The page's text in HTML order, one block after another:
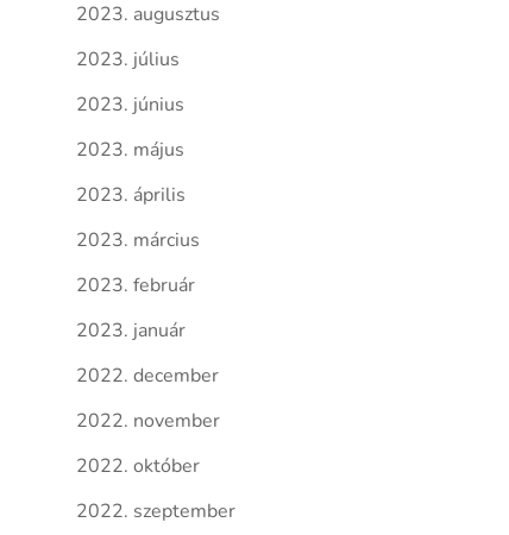
2023. augusztus
2023. július
2023. június
2023. május
2023. április
2023. március
2023. február
2023. január
2022. december
2022. november
2022. október
2022. szeptember